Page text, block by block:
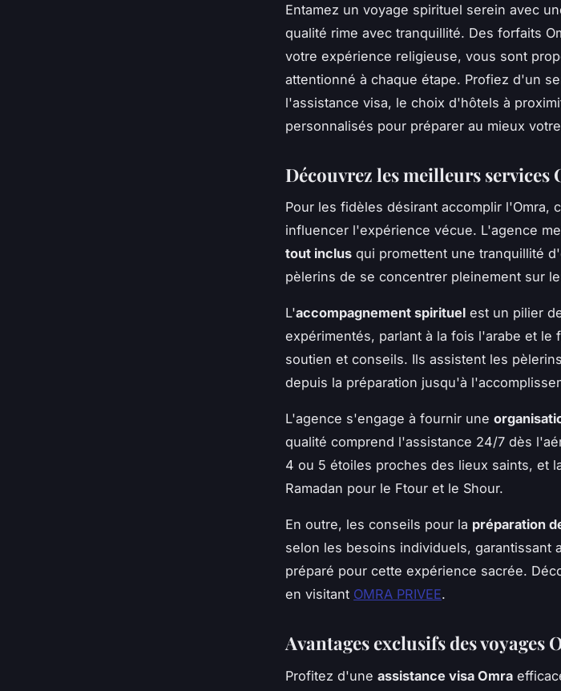
Entamez un voyage spirituel serein avec
qualité rime avec tranquillité. Des forfaits
votre expérience religieuse, vous sont
attentionné à chaque étape. Profiez d'un
l'assistance visa, le choix d'hôtels à
personnalisés pour préparer au mieux
Découvrez les meilleurs services
Pour les fidèles désirant accomplir l'Omra,
influencer l'expérience vécue. L'agence
tout inclus qui promettent une tranquillité
pèlerins de se concentrer pleinement sur
L'accompagnement spirituel est un pilier
expérimentés, parlant à la fois l'arabe et
soutien et conseils. Ils assistent les
depuis la préparation jusqu'à
L'agence s'engage à fournir une
qualité comprend l'assistance 24/7 dès
4 ou 5 étoiles proches des lieux saints, et
Ramadan pour le Ftour et le Shour.
En outre, les conseils pour la préparation
selon les besoins individuels, garantissant
préparé pour cette expérience sacrée.
en visitant OMRA PRIVEE.
Avantages exclusifs des voyages
Profitez d'une assistance visa Omra